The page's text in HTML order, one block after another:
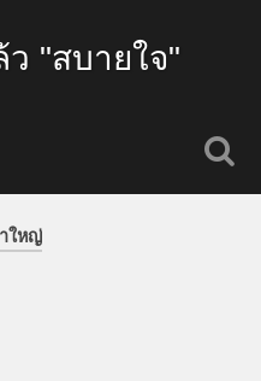
"สบายใจ"
ใหญ่